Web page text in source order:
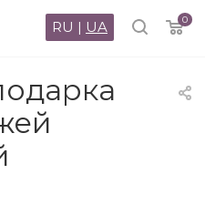
0
RU | UA